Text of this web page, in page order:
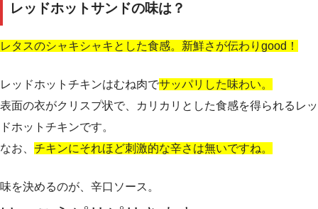
レッドホットサンドの味は？
レタスのシャキシャキとした食感。新鮮さが伝わりgood！
レッドホットチキンはむね肉でサッパリした味わい。
表面の衣がクリスプ状で、カリカリとした食感を得られるレッ
ドホットチキンです。
なお、 チキンにそれほど刺激的な辛さは無いですね。
味を決めるのが、辛口ソース。